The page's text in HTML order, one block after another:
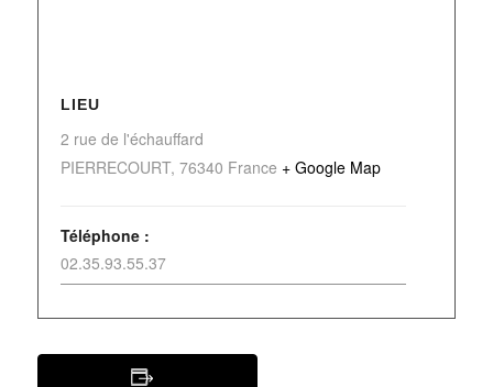
LIEU
2 rue de l'échauffard
PIERRECOURT, 76340 France + Google Map
Téléphone :
02.35.93.55.37